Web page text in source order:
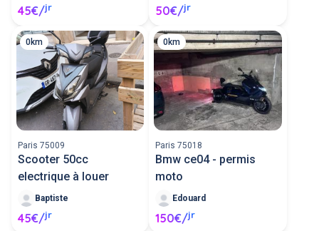
45€/jr 50€/jr
0km
Paris 75009
Scooter 50cc
electrique à louer
Baptiste
45€/jr
0km
Paris 75018
Bmw ce04 - permis
moto
Edouard
150€/jr